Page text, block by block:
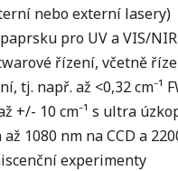
nebo externí lasery)
pro UV a VIS/NIR
řízení, včetně
tj. např. až <0,32 cm⁻¹
+/- 10 cm⁻¹ s ultra
1080 nm na CCD a
experimenty